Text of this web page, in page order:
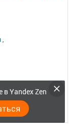
в Yandex Zen
сервисов и
браузера.